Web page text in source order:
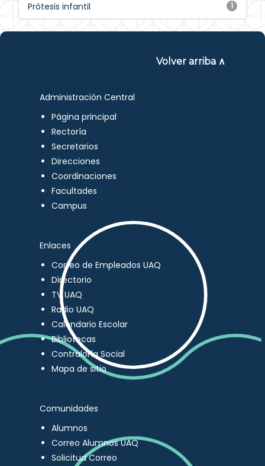
1
Prótesis infantil
Volver arriba ∧
Administración Central
Página principal
Rectoría
Secretarios
Direcciones
Coordinaciones
Facultades
Campus
Enlaces
Correo de Empleados UAQ
Directorio
TV UAQ
Radio UAQ
Calendario Escolar
Bibliotecas
Contraloría Social
Mapa de sitio
Comunidades
Alumnos
Correo Alumnos UAQ
Solicitud Correo